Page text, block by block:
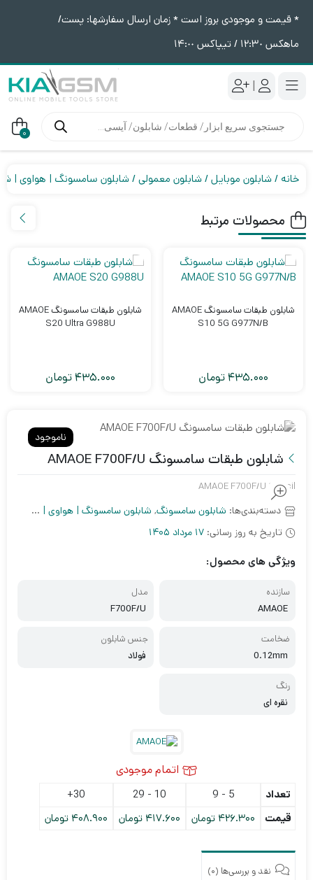
* قیمت و موجودی بروز است * زمان ارسال سفارشها: پست/
ماهکس ١٢:٣٠ / تیپاکس ١۴:٠٠
|
محصولات 0
خانه شابلون موبایل شابلون معمولی شابلون سامسونگ | هواوی |
محصولات مرتبط
شابلون طبقات سامسونگ AMAOE
S10 5G G977N/B
435.000 تومان
شابلون طبقات سامسونگ AMAOE
S20 Ultra G988U
435.000 تومان
ناموجود
شابلون طبقات سامسونگ AMAOE F700F/U
AMAOE F700F/U Stencil
دسته‌بندی‌ها: شابلون سامسونگ, شابلون سامسونگ | هواوی | شیائومی
تاریخ به روز رسانی: 17 مرداد 1405
ویژگی های محصول:
سازنده
AMAOE
مدل
F700F/U
ضخامت
0.12mm
جنس شابلون
فولاد
رنگ
نقره ای
اتمام موجودی
تعداد 5 - 9
10 - 29
30+
قیمت
426.300 تومان 417.600 تومان 408.900 تومان
نقد و بررسی‌ها (0)